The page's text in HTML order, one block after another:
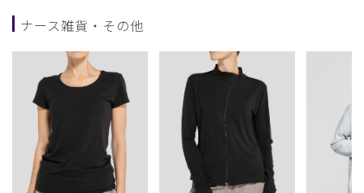
ナース雑貨・その他